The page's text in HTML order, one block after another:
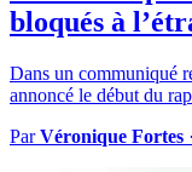
bloqués à
Dans un communiqué
annoncé le début du
ParVéronique Fortes ·